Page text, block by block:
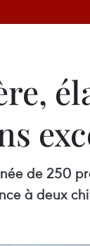
de 250
à deux